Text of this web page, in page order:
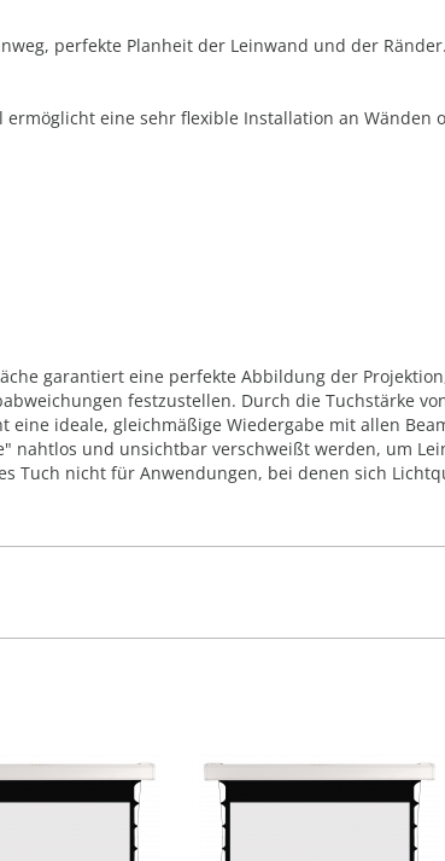
perfekte Planheit der Leinwand und der
ermöglicht eine sehr flexible Installation an Wänden
garantiert eine perfekte Abbildung der
festzustellen. Durch die Tuchstärke
ideale, gleichmäßige Wiedergabe mit allen
nahtlos und unsichtbar verschweißt werden, um
Tuch nicht für Anwendungen, bei denen sich